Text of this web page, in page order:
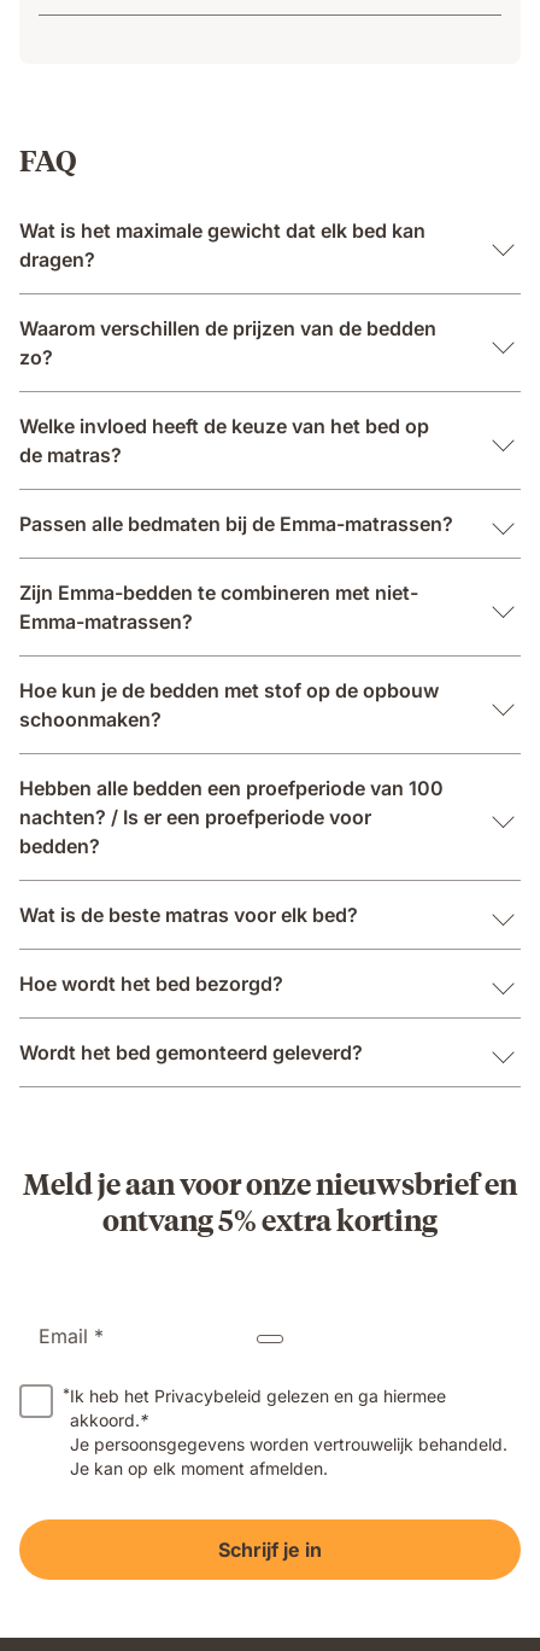
FAQ
Wat is het maximale gewicht dat elk bed kan
dragen?
Waarom verschillen de prijzen van de bedden
zo?
Welke invloed heeft de keuze van het bed op
de matras?
Passen alle bedmaten bij de Emma-matrassen?
Zijn Emma-bedden te combineren met niet-
Emma-matrassen?
Hoe kun je de bedden met stof op de opbouw
schoonmaken?
Hebben alle bedden een proefperiode van 100
nachten? / Is er een proefperiode voor
bedden?
Wat is de beste matras voor elk bed?
Hoe wordt het bed bezorgd?
Wordt het bed gemonteerd geleverd?
Meld je aan voor onze nieuwsbrief en
ontvang 5% extra korting
Email *
*Ik heb het Privacybeleid gelezen en ga hiermee
akkoord.*
Je persoonsgegevens worden vertrouwelijk behandeld.
Je kan op elk moment afmelden.
Schrijf je in